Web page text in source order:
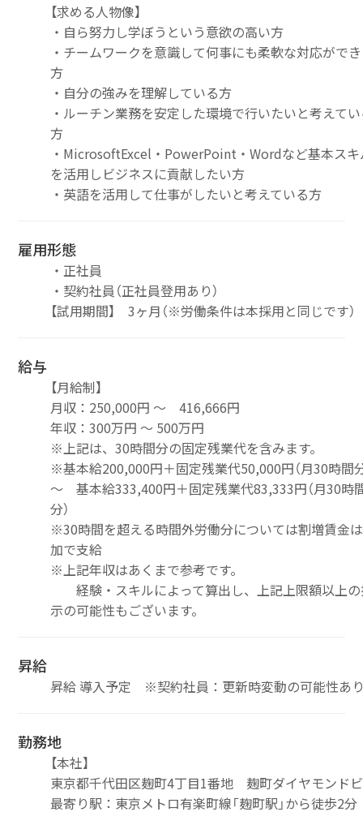
【求める人物像】
・自ら努力し学ぼうという意欲の高い方
・チームワークを意識して何事にも柔軟な対応がで
方
・自分の強みを理解している方
・ルーチン業務を安定した環境で行いたいと考えて
方
・MicrosoftExcel・PowerPoint・Wordなど基本ス
を活用しビジネスに貢献したい方
・英語を活用して仕事がしたいと考えている方
雇用形態
・正社員
・契約社員（正社員登用あり）
【試用期間】 3ヶ月（※労働条件は本採用と同じです）
給与
【月給制】
月収：250,000円 ～ 416,666円
年収：300万円 ～ 500万円
※上記は、30時間分の固定残業代を含みます。
※基本給200,000円＋固定残業代50,000円（月30時間
～ 基本給333,400円＋固定残業代83,333円（月30時
分）
※30時間を超える時間外労働分については割増賃金
加で支給
※上記年収はあくまで参考です。
経験・スキルによって算出し、上記上限額以上
示の可能性もございます。
昇給
昇給 導入予定 ※契約社員：更新時変動の可能性あ
勤務地
【本社】
東京都千代田区麹町4丁目1番地 麹町ダイヤモンド
最寄り駅：東京メトロ有楽町線「麹町駅」から徒歩2分